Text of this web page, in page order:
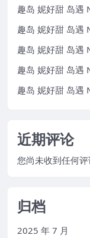
趣岛 妮好甜 岛遇
趣岛 妮好甜 岛遇
趣岛 妮好甜 岛遇
趣岛 妮好甜 岛遇
趣岛 妮好甜 岛遇
近期评论
您尚未收到任何评
归档
2025 年 7 月